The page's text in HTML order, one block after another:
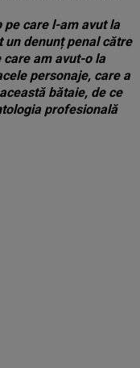
pe care l-am avut la
denunț penal către
am avut-o la
personaje, care a
bătaie, de ce
profesională